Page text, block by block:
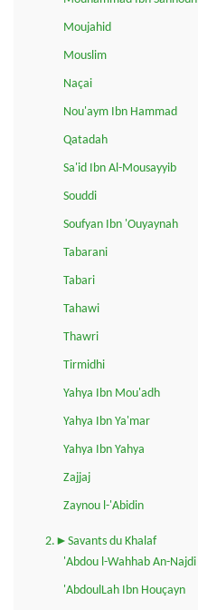
Moujahid
Mouslim
Naçai
Nou'aym Ibn Hammad
Qatadah
Sa'id Ibn Al-Mousayyib
Souddi
Soufyan Ibn 'Ouyaynah
Tabarani
Tabari
Tahawi
Thawri
Tirmidhi
Yahya Ibn Mou'adh
Yahya Ibn Ya'mar
Yahya Ibn Yahya
Zajjaj
Zaynou l-'Abidin
2.►Savants du Khalaf
'Abdou l-Wahhab An-Najdi
'AbdoulLah Ibn Houçayn